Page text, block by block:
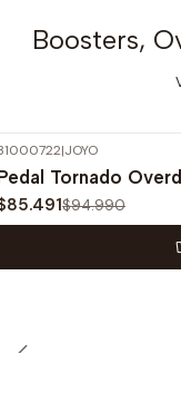
Boosters,
OFF
|JOYO
Tornado
$94.990